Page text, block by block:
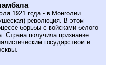
1921 года - в Монголии
революция. В этом
борьбы с войсками белого
Страна получила признание
государством и